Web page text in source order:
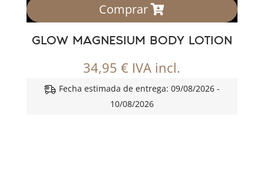
Comprar
GLOW MAGNESIUM BODY LOTION
34,95€ IVA incl.
Fecha estimada de entrega: 09/08/2026 -
10/08/2026